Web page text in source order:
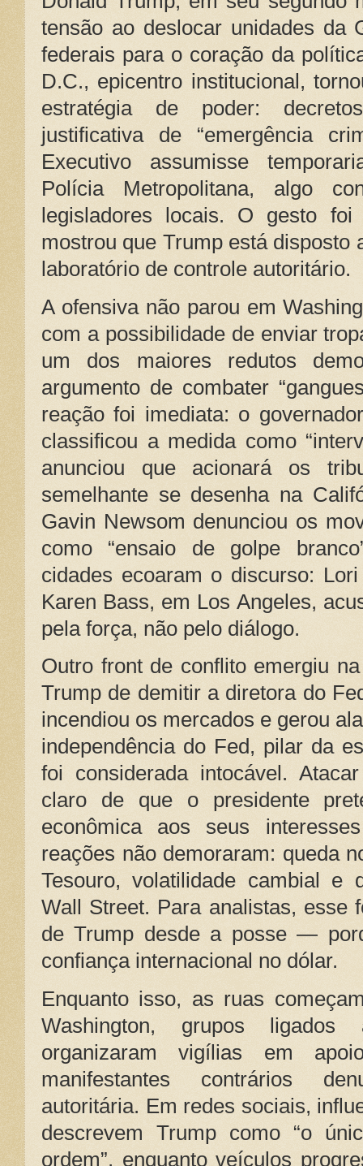
tensão ao deslocar unidades da
federais para o coração da
D.C., epicentro institucional,
estratégia de poder:
justificativa de “emergência
Executivo assumisse
Polícia Metropolitana, algo
legisladores locais. O gesto
mostrou que Trump está disposto
laboratório de controle autoritário.
A ofensiva não parou em
com a possibilidade de enviar
um dos maiores redutos
argumento de combater
reação foi imediata: o
classificou a medida como
anunciou que acionará os
semelhante se desenha na
Gavin Newsom denunciou os
como “ensaio de golpe
cidades ecoaram o discurso:
Karen Bass, em Los Angeles,
pela força, não pelo diálogo.
Outro front de conflito emergiu
Trump de demitir a diretora do
incendiou os mercados e gerou
independência do Fed, pilar da
foi considerada intocável.
claro de que o presidente
econômica aos seus
reações não demoraram: queda
Tesouro, volatilidade cambial e
Wall Street. Para analistas, esse
de Trump desde a posse —
confiança internacional no dólar.
Enquanto isso, as ruas
Washington, grupos ligados
organizaram vigílias em
manifestantes contrários
autoritária. Em redes sociais,
descrevem Trump como “o
ordem”, enquanto veículos